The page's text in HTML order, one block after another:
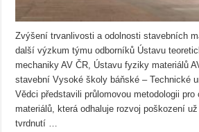
Zvýšení trvanlivosti a odolnosti stavebních
další výzkum týmu odborníků Ústavu
mechaniky AV ČR, Ústavu fyziky materiálů
stavební Vysoké školy báňské – Technické
Vědci představili průlomovou metodologii pro
materiálů, která odhaluje rozvoj poškození
tvrdnutí …